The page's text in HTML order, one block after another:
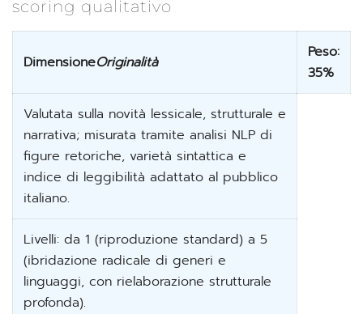
scoring qualitativo
DimensioneOriginalità
Peso:
35%
Valutata sulla novità lessicale, strutturale e
narrativa; misurata tramite analisi NLP di
figure retoriche, varietà sintattica e
indice di leggibilità adattato al pubblico
italiano.
Livelli: da 1 (riproduzione standard) a 5
(ibridazione radicale di generi e
linguaggi, con rielaborazione strutturale
profonda).